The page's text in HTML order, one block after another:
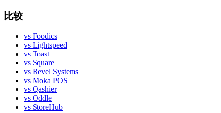
比较
vs Foodics
vs Lightspeed
vs Toast
vs Square
vs Revel Systems
vs Moka POS
vs Qashier
vs Oddle
vs StoreHub